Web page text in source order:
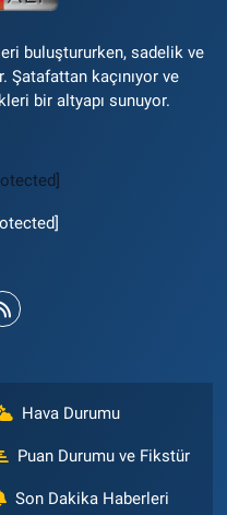
buluştururken, sadelik ve
kaçınıyor ve
bir altyapı sunuyor.
Hava Durumu
Puan Durumu ve Fikstür
Son Dakika Haberleri